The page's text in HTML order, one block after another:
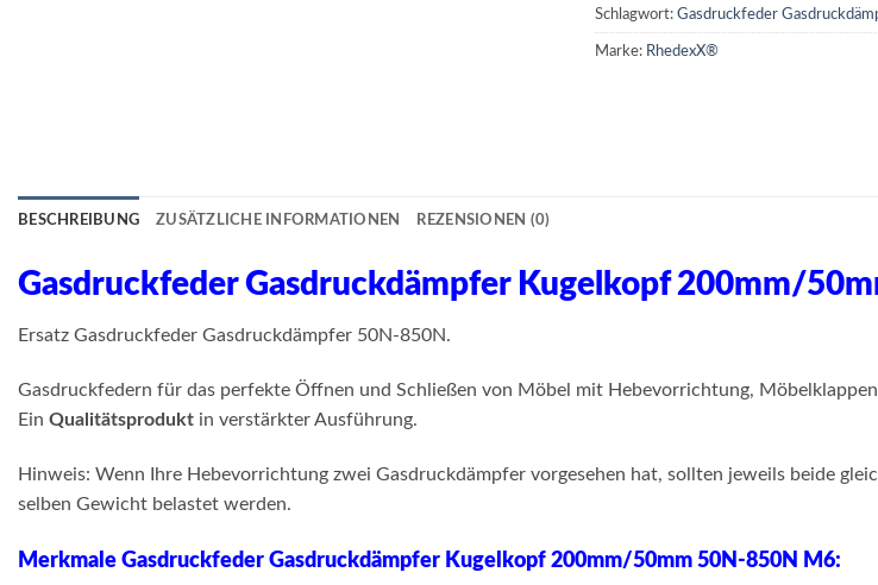
Schlagwort: Gasdruckfeder
Marke: RhedexX®
BESCHREIBUNG ZUSÄTZLICHE INFORMATIONEN REZENSIONEN (0)
Gasdruckfeder Gasdruckdämpfer Kugelkopf 200mm/
Ersatz Gasdruckfeder Gasdruckdämpfer 50N-850N.
Gasdruckfedern für das perfekte Öffnen und Schließen von Möbel mit Hebevorrichtung,
Ein Qualitätsprodukt in verstärkter Ausführung.
Hinweis: Wenn Ihre Hebevorrichtung zwei Gasdruckdämpfer vorgesehen hat, sollten jeweils beide
selben Gewicht belastet werden.
Merkmale Gasdruckfeder Gasdruckdämpfer Kugelkopf 200mm/50mm 50N-850N M6: